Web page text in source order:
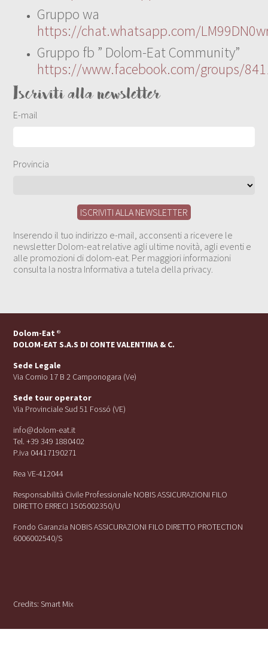
Gruppo wa
https://chat.whatsapp.com/
Gruppo fb ” Dolom-Eat Community”
https://www.facebook.com/groups/
Iscriviti alla newsletter
E-mail
Provincia
Inserendo il tuo indirizzo e-mail, acconsenti a ricevere le
newsletter Dolom-eat relative agli ultime novità, agli eventi e
alle promozioni di dolom-eat. Per maggiori informazioni
consulta la nostra Informativa a tutela della privacy.
Dolom-Eat ®
DOLOM-EAT S.A.S DI CONTE VALENTINA & C.
Sede Legale
Via Cornio 17 B 2 Camponogara (Ve)
Sede tour operator
Via Provinciale Sud 51 Fossó (VE)
info@dolom-eat.it
Tel. +39 349 1880402
P.iva 04417190271
Rea VE-412044
Responsabilità Civile Professionale NOBIS ASSICURAZIONI FILO
DIRETTO ERRECI 1505002350/U
Fondo Garanzia NOBIS ASSICURAZIONI FILO DIRETTO PROTECTION
6006002540/S
Credits:Smart Mix